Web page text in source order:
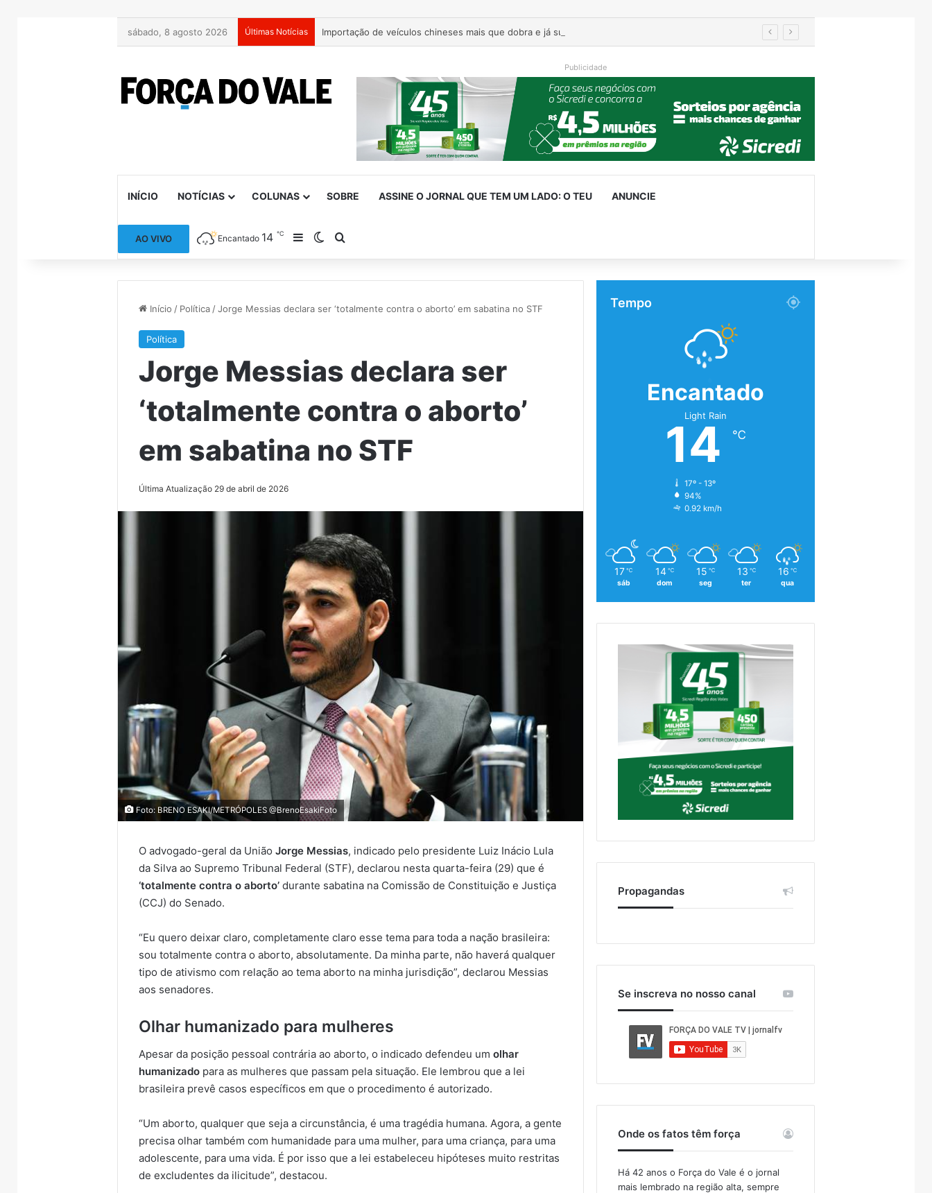
sábado, 8 agosto 2026 Últimas Notícias
Publicidade
INÍCIO NOTÍCIAS COLUNAS SOBRE ASSINE O JORNAL QUE TEM UM LADO: O TEU ANUNCIE
AO VIVO Encantado 14℃ Barra Lateral
Switch skin
Início / Política / Jorge Messias declara ser ‘totalmente contra o aborto’ em sabatina no STF
Política
Jorge Messias declara ser
‘totalmente contra o aborto’
em sabatina no STF
Última Atualização 29 de abril de 2026
Foto: BRENO ESAKI/METRÓPOLES @BrenoEsakiFoto
O advogado-geral da UniãoJorge Messias, indicado pelo presidente Luiz Inácio Lula
da Silva ao Supremo Tribunal Federal (STF), declarou nesta quarta-feira (29) que é
‘totalmente contra o aborto’ durante sabatina na Comissão de Constituição e Justiça
(CCJ) do Senado.
“Eu quero deixar claro, completamente claro esse tema para toda a nação brasileira:
sou totalmente contra o aborto, absolutamente. Da minha parte, não haverá qualquer
tipo de ativismo com relação ao tema aborto na minha jurisdição”, declarou Messias
aos senadores.
Olhar humanizado para mulheres
Apesar da posição pessoal contrária ao aborto, o indicado defendeu umolhar
humanizado para as mulheres que passam pela situação. Ele lembrou que a lei
brasileira prevê casos específicos em que o procedimento é autorizado.
“Um aborto, qualquer que seja a circunstância, é uma tragédia humana. Agora, a gente
precisa olhar também com humanidade para uma mulher, para uma criança, para uma
adolescente, para uma vida. É por isso que a lei estabeleceu hipóteses muito restritas
de excludentes da ilicitude”, destacou.
Tempo
Encantado
Light Rain
14 ℃
17º - 13º
94%
0.92 km/h
17 ℃
sáb
14 ℃
dom
15 ℃
seg
13 ℃
ter
16 ℃
qua
Propagandas
Se inscreva no nosso canal
Onde os fatos têm força
Há 42 anos o Força do Vale é o jornal
mais lembrado na região alta, sempre